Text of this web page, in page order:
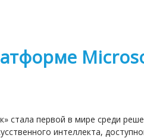
стала первой в мире среди
интеллекта,